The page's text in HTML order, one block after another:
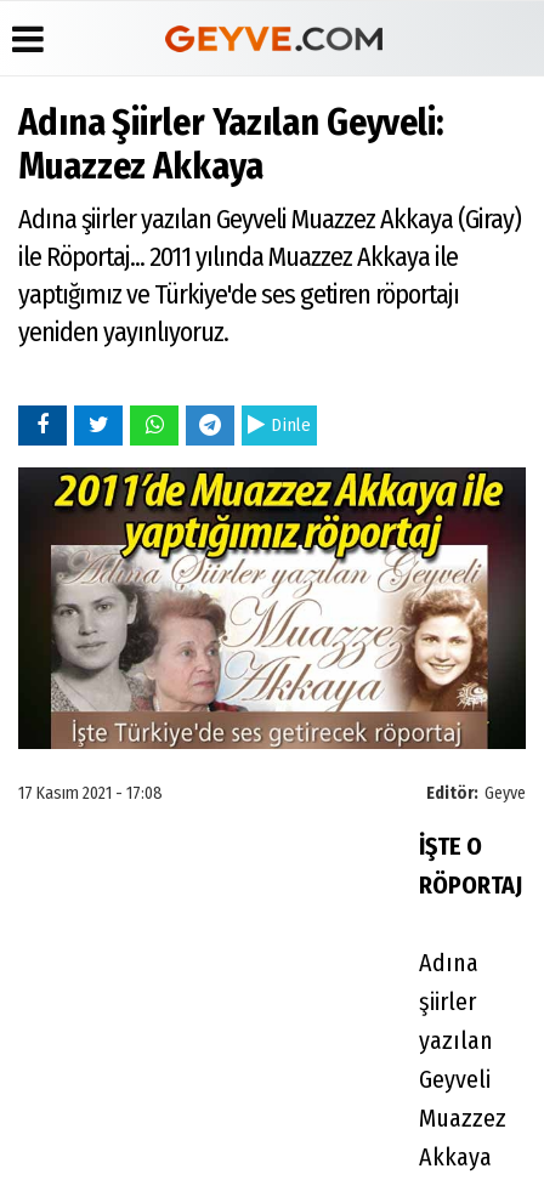
Üye Paneli
Haber
Arşivi
Günün
Haberleri
Anketler
Biyografiler
Galeri
Foto
Galeri
Etkinlikler
Medyabar.com
Künye
İletişim
Adına Şiirler Yazılan Geyveli:
Muazzez Akkaya
Adına şiirler yazılan Geyveli Muazzez Akkaya (Giray)
ile Röportaj... 2011 yılında Muazzez Akkaya ile
yaptığımız ve Türkiye'de ses getiren röportajı
yeniden yayınlıyoruz.
Dinle
Editör: Geyve
17 Kasım 2021 - 17:08
İŞTE O
RÖPORTAJ
Adına
şiirler
yazılan
Geyveli
Muazzez
Akkaya